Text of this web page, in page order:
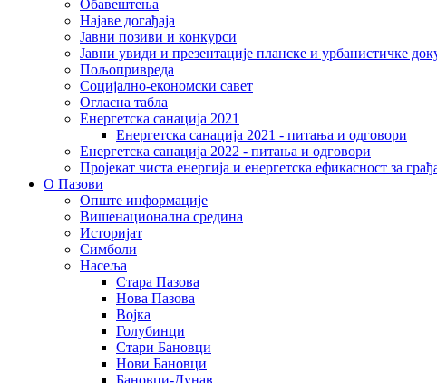
Обавештења
Најаве догађаја
Јавни позиви и конкурси
Јавни увиди и презентације планске и урбанистичке
Пољопривреда
Социјално-економски сaвет
Огласна табла
Енергетска санација 2021
Енергетска санација 2021 - питања и одговори
Енергетска санација 2022 - питања и одговори
Пројекат чиста енергија и енергетска ефикасност за
О Пазови
Опште информације
Вишенационална средина
Историјат
Симболи
Насеља
Стара Пазова
Нова Пазова
Војка
Голубинци
Стари Бановци
Нови Бановци
Бановци-Дунав